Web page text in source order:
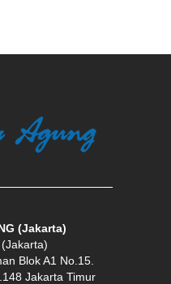
(Jakarta)
Blok A1 No.15.
Jakarta Timur